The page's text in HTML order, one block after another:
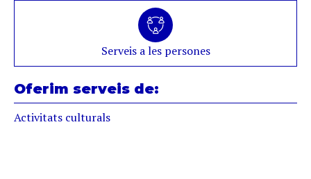
Serveis a les persones
Oferim serveis de:
Activitats culturals